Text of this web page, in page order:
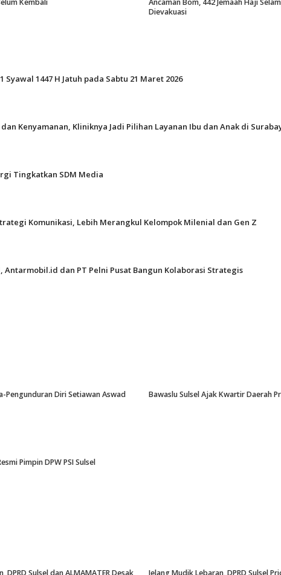
Kembali
Ancaman Bom, 442 Jemaah Haji
Dievakuasi
1447 H Jatuh pada Sabtu 21 Maret 2026
Kenyamanan, Kliniknya Jadi Pilihan Layanan Ibu dan Anak di
Tingkatkan SDM Media
Komunikasi, Lebih Merangkul Kelompok Milenial dan Gen Z
dan PT Pelni Pusat Bangun Kolaborasi Strategis
Pengunduran Diri Setiawan Aswad Bawaslu Sulsel Ajak Kwartir Daerah
Pimpin DPW PSI Sulsel
Sulsel dan ALMAMATER Desak
Jelang Mudik Lebaran, DPRD Sulsel